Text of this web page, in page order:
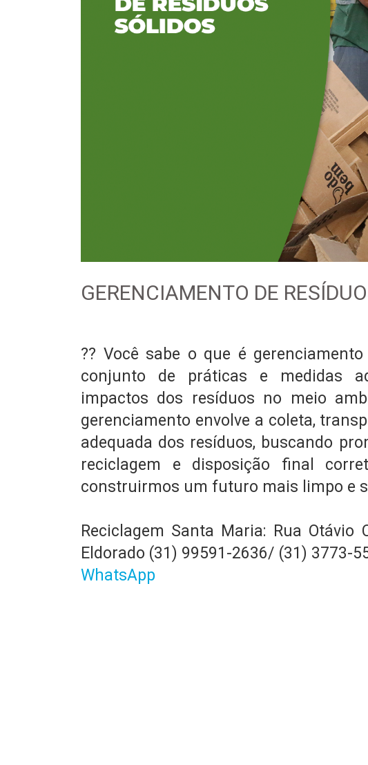
GERENCIAMENTO DE
?? Você sabe o que é
conjunto de práticas e medidas
impactos dos resíduos no meio
gerenciamento envolve a coleta,
adequada dos resíduos, buscando
reciclagem e disposição final
construirmos um futuro mais limpo e
Reciclagem Santa Maria: Rua Otávio
Eldorado (31) 99591-2636/ (31) 3773-
WhatsApp